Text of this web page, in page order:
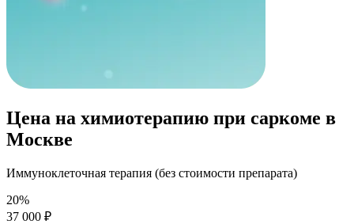
Цена на химиотерапию при саркоме в
Москве
Иммуноклеточная терапия (без стоимости препарата)
20%
37 000 ₽